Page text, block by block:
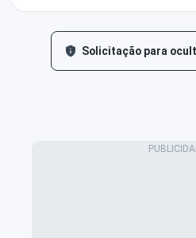
Solicitação para